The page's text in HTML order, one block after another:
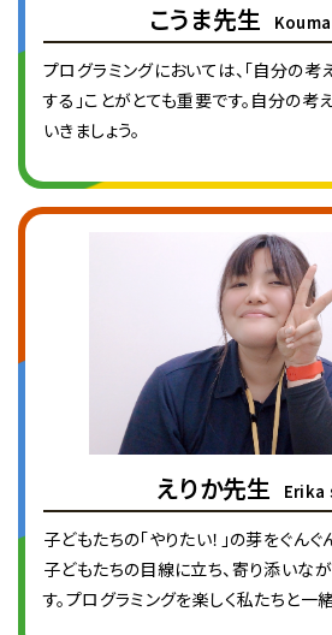
こうま先生
プログラミングにおいては、「自分の考
する」ことがとても重要です。自分の考
いきましょう。
えりか先生 Erika
子どもたちの「やりたい！」の芽をぐん
子どもたちの目線に立ち、寄り添いな
す。プログラミングを楽しく私たちと一